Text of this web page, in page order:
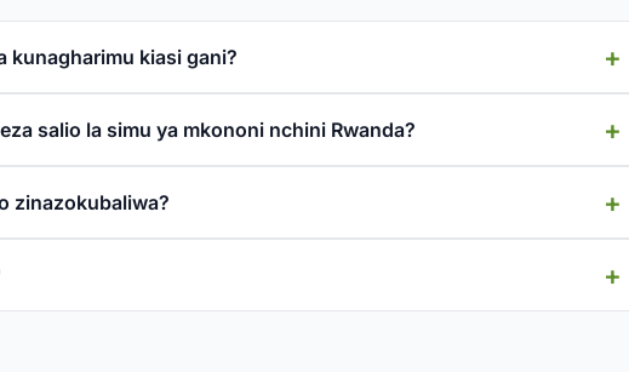
kunagharimu kiasi gani?
salio la simu ya mkononi nchini Rwanda?
zinazokubaliwa?